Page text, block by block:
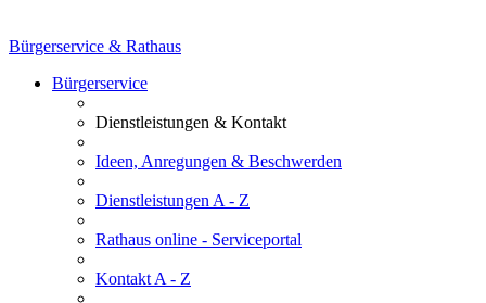
Bürgerservice & Rathaus
Bürgerservice
Dienstleistungen & Kontakt
Ideen, Anregungen & Beschwerden
Dienstleistungen A - Z
Rathaus online - Serviceportal
Kontakt A - Z